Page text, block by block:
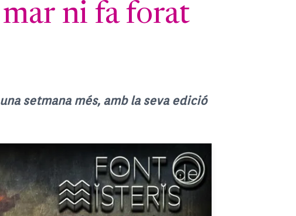
ni fa forat
setmana més, amb la seva edició